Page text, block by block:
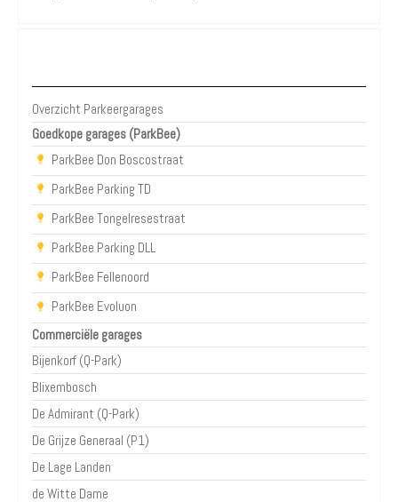
Overzicht Parkeergarages
Goedkope garages (ParkBee)
ParkBee Don Boscostraat
ParkBee Parking TD
ParkBee Tongelresestraat
ParkBee Parking DLL
ParkBee Fellenoord
ParkBee Evoluon
Commerciële garages
Bijenkorf (Q-Park)
Blixembosch
De Admirant (Q-Park)
De Grijze Generaal (P1)
De Lage Landen
de Witte Dame